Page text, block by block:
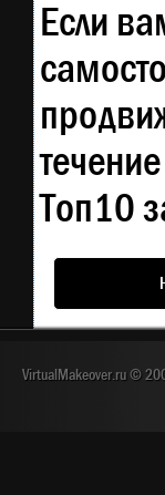
Если
Топ10
VirtualMakeover.ru ©